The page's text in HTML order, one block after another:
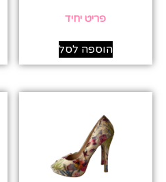
פריט יחיד
הוספה לסל